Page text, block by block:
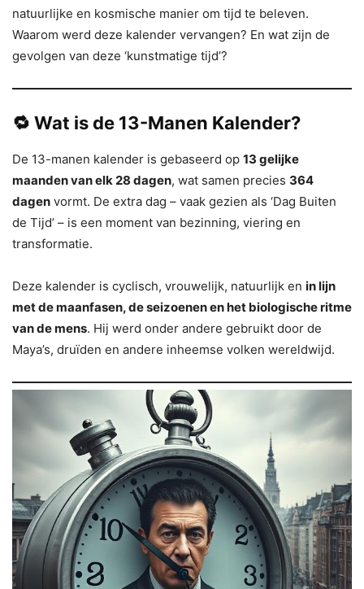
natuurlijke en kosmische manier om tijd te beleven.
Waarom werd deze kalender vervangen? En wat zijn de
gevolgen van deze ‘kunstmatige tijd’?
🔁 Wat is de 13-Manen Kalender?
De 13-manen kalender is gebaseerd op 13 gelijke
maanden van elk 28 dagen, wat samen precies 364
dagen vormt. De extra dag – vaak gezien als ‘Dag Buiten
de Tijd’ – is een moment van bezinning, viering en
transformatie.
Deze kalender is cyclisch, vrouwelijk, natuurlijk en in lijn
met de maanfasen, de seizoenen en het biologische ritme
van de mens. Hij werd onder andere gebruikt door de
Maya’s, druïden en andere inheemse volken wereldwijd.